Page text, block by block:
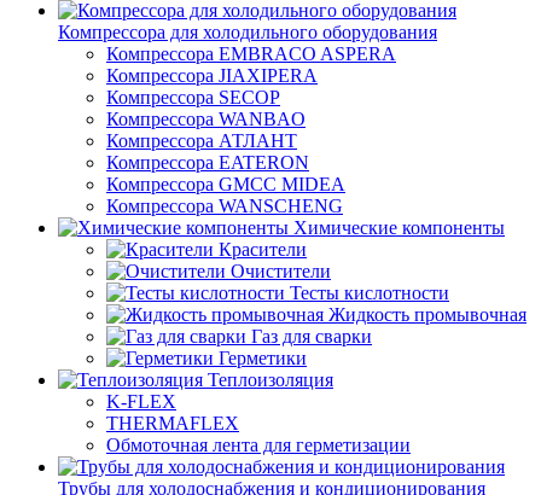
Компрессора для холодильного оборудования
Компрессора EMBRACO ASPERA
Компрессора JIAXIPERA
Компрессора SECOP
Компрессора WANBAO
Компрессора АТЛАНТ
Компрессора EATERON
Компрессора GMCC MIDEA
Компрессора WANSCHENG
Химические компоненты
Красители
Очистители
Тесты кислотности
Жидкость промывочная
Газ для сварки
Герметики
Теплоизоляция
K-FLEX
THERMAFLEX
Обмоточная лента для герметизации
Трубы для холодоснабжения и кондиционирования